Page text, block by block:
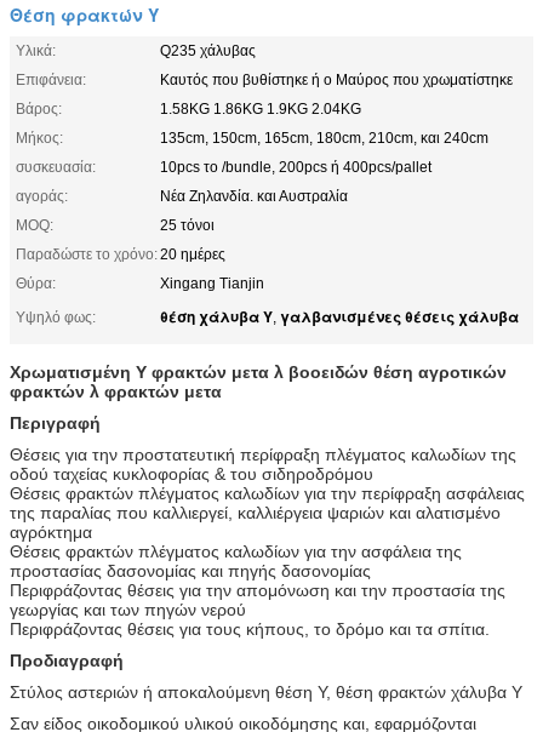
Θέση φρακτών Υ
Υλικά:
Q235 χάλυβας
Επιφάνεια:
Καυτός που βυθίστηκε ή ο Μαύρος που χρωματίστηκε
Βάρος:
1.58KG 1.86KG 1.9KG 2.04KG
Μήκος:
135cm, 150cm, 165cm, 180cm, 210cm, και 240cm
συσκευασία:
10pcs το /bundle, 200pcs ή 400pcs/pallet
αγοράς:
Νέα Ζηλανδία. και Αυστραλία
MOQ:
25 τόνοι
Παραδώστε το χρόνο:20 ημέρες
Θύρα:
Xingang Tianjin
Υψηλό φως:
θέση χάλυβα Υ, γαλβανισμένες θέσεις χάλυβα
Χρωματισμένη Υ φρακτών μετα λ βοοειδών θέση αγροτικών
φρακτών λ φρακτών μετα
Περιγραφή
Θέσεις για την προστατευτική περίφραξη πλέγματος καλωδίων της
οδού ταχείας κυκλοφορίας & του σιδηροδρόμου
Θέσεις φρακτών πλέγματος καλωδίων για την περίφραξη ασφάλειας
της παραλίας που καλλιεργεί, καλλιέργεια ψαριών και αλατισμένο
αγρόκτημα
Θέσεις φρακτών πλέγματος καλωδίων για την ασφάλεια της
προστασίας δασονομίας και πηγής δασονομίας
Περιφράζοντας θέσεις για την απομόνωση και την προστασία της
γεωργίας και των πηγών νερού
Περιφράζοντας θέσεις για τους κήπους, το δρόμο και τα σπίτια.
Προδιαγραφή
Στύλος αστεριών ή αποκαλούμενη θέση Υ, θέση φρακτών χάλυβα Υ
Σαν είδος οικοδομικού υλικού οικοδόμησης και, εφαρμόζονται